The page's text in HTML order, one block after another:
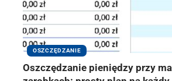
OSZCZĘDZANIE
Oszczędzanie pieniędzy przy